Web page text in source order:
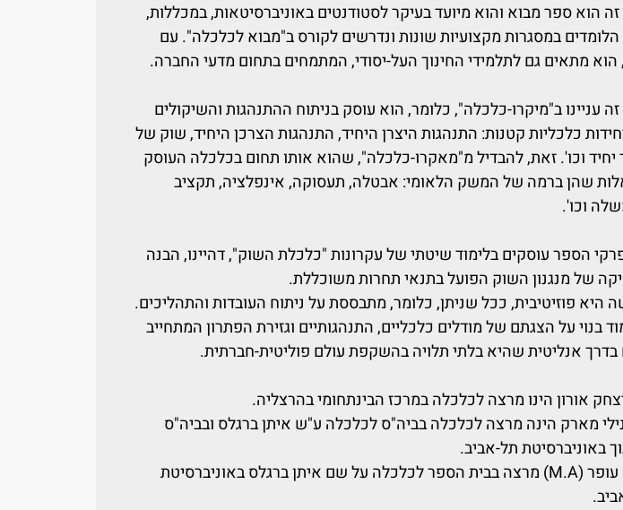
הוא ספר מבוא והוא מיועד בעיקר לסטודנטים באוניברסיטאות, במכללות,
הלומדים במסגרות מקצועיות שונות ונדרשים לקורס ב"מבוא לכלכלה". עם
מתאים גם לתלמידי החינוך העל-יסודי, המתמחים בתחום מדעי החברה.
עניינו ב"מיקרו-כלכלה", כלומר, הוא עוסק בניתוח ההתנהגות והשיקולים
כלכליות קטנות: התנהגות היצרן היחיד, התנהגות הצרכן היחיד, שוק של
יחיד וכו'. זאת, להבדיל מ"מאקרו-כלכלה", שהוא אותו תחום בכלכלה העוסק
שהן ברמה של המשק הלאומי: אבטלה, תעסוקה, אינפלציה, תקציב
וכו'.
הספר עוסקים בלימוד שיטתי של עקרונות "כלכלת השוק", דהיינו, הבנה
של מנגנון השוק הפועל בתנאי תחרות משוכללת.
היא פוזיטיבית, ככל שניתן, כלומר, מתבססת על ניתוח העובדות והתהליכים.
בנוי על הצגתם של מודלים כלכליים, התנהגותיים וגזירת הפתרון המתחייב
אנליטית שהיא בלתי תלויה בהשקפת עולם פוליטית-חברתית.
אורון הינו מרצה לכלכלה במרכז הבינתחומי בהרצליה.
מארק הינה מרצה לכלכלה בביה"ס לכלכלה ע"ש איתן ברגלס ובביה"ס
באוניברסיטת תל-אביב.
גליה עופר (M.A) מרצה בבית הספר לכלכלה על שם איתן ברגלס באוניברסיטת